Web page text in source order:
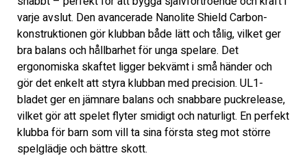
varje avslut. Den avancerade Nanolite Shield Carbon-
konstruktionen gör klubban både lätt och tålig, vilket ger
bra balans och hållbarhet för unga spelare. Det
ergonomiska skaftet ligger bekvämt i små händer och
gör det enkelt att styra klubban med precision. UL1-
bladet ger en jämnare balans och snabbare puckrelease,
vilket gör att spelet flyter smidigt och naturligt. En perfekt
klubba för barn som vill ta sina första steg mot större
spelglädje och bättre skott.